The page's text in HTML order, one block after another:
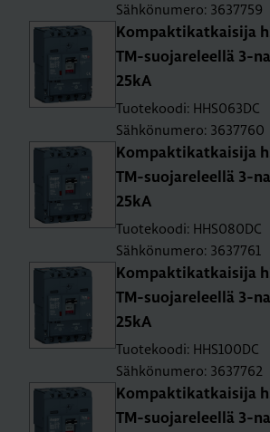
Sähkönumero: 3637759
Kom­pak­ti­kat­kai­si­ja
TM-suo­ja­re­leel­lä 3-
25kA
Tuotekoodi: HHS063DC
Sähkönumero: 3637760
Kom­pak­ti­kat­kai­si­ja
TM-suo­ja­re­leel­lä 3-
25kA
Tuotekoodi: HHS080DC
Sähkönumero: 3637761
Kom­pak­ti­kat­kai­si­ja
TM-suo­ja­re­leel­lä 3-
25kA
Tuotekoodi: HHS100DC
Sähkönumero: 3637762
Kom­pak­ti­kat­kai­si­ja
TM-suo­ja­re­leel­lä 3-